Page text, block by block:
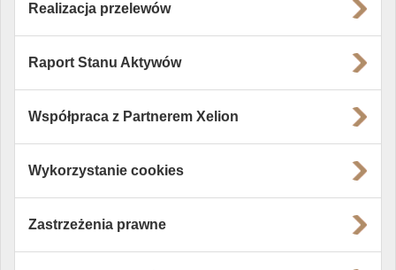
Realizacja przelewów
Raport Stanu Aktywów
Współpraca z Partnerem Xelion
Wykorzystanie cookies
Zastrzeżenia prawne